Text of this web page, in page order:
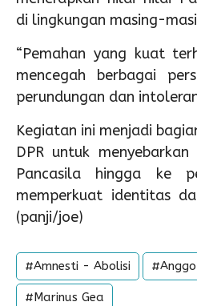
di lingkungan masing-
“Pemahan yang kuat
mencegah berbagai
perundungan dan
Kegiatan ini menjadi
DPR untuk
Pancasila hingga ke
memperkuat identitas
(panji/joe)
#Amnesti - Abolisi
#Marinus Gea